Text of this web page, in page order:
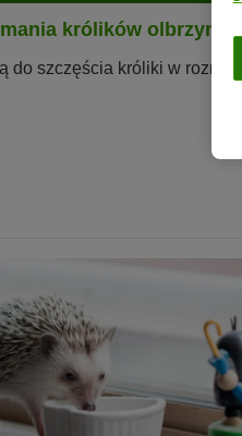
królików olbrzymów
do szczęścia króliki w